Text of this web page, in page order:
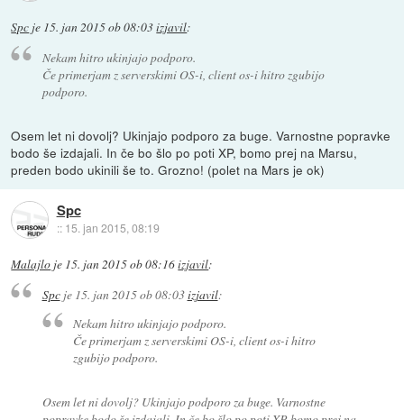
Spc je 15. jan 2015 ob 08:03izjavil:
Nekam hitro ukinjajo podporo.
Če primerjam z serverskimi OS-i, client os-i hitro zgubijo
podporo.
Osem let ni dovolj? Ukinjajo podporo za buge. Varnostne popravke
bodo še izdajali. In če bo šlo po poti XP, bomo prej na Marsu,
preden bodo ukinili še to. Grozno! (polet na Mars je ok)
Spc
:: 15. jan 2015, 08:19
Malajlo je 15. jan 2015 ob 08:16izjavil:
Spcje 15. jan 2015 ob 08:03izjavil:
Nekam hitro ukinjajo podporo.
Če primerjam z serverskimi OS-i, client os-i hitro
zgubijo podporo.
Osem let ni dovolj? Ukinjajo podporo za buge. Varnostne